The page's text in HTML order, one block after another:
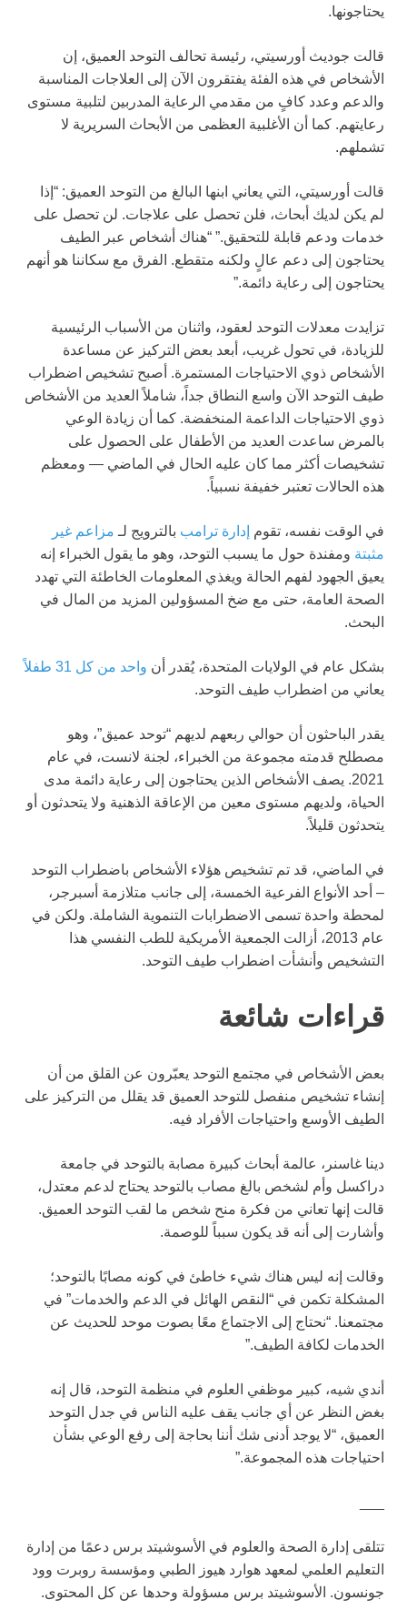
يحتاجونها.
قالت جوديث أورسيتي، رئيسة تحالف التوحد العميق، إن
الأشخاص في هذه الفئة يفتقرون الآن إلى العلاجات المناسبة
والدعم وعدد كافٍ من مقدمي الرعاية المدربين لتلبية مستوى
رعايتهم. كما أن الأغلبية العظمى من الأبحاث السريرية لا
تشملهم.
قالت أورسيتي، التي يعاني ابنها البالغ من التوحد العميق: “إذا
لم يكن لديك أبحاث، فلن تحصل على علاجات. لن تحصل على
خدمات ودعم قابلة للتحقيق.” “هناك أشخاص عبر الطيف
يحتاجون إلى دعم عالٍ ولكنه متقطع. الفرق مع سكاننا هو أنهم
يحتاجون إلى رعاية دائمة.”
تزايدت معدلات التوحد لعقود، واثنان من الأسباب الرئيسية
للزيادة، في تحول غريب، أبعد بعض التركيز عن مساعدة
الأشخاص ذوي الاحتياجات المستمرة. أصبح تشخيص اضطراب
طيف التوحد الآن واسع النطاق جداً، شاملاً العديد من الأشخاص
ذوي الاحتياجات الداعمة المنخفضة. كما أن زيادة الوعي
بالمرض ساعدت العديد من الأطفال على الحصول على
تشخيصات أكثر مما كان عليه الحال في الماضي — ومعظم
هذه الحالات تعتبر خفيفة نسبياً.
في الوقت نفسه، تقوم إدارة ترامب بالترويج لـ مزاعم غير
مثبتة ومفندة حول ما يسبب التوحد، وهو ما يقول الخبراء إنه
يعيق الجهود لفهم الحالة ويغذي المعلومات الخاطئة التي تهدد
الصحة العامة، حتى مع ضخ المسؤولين المزيد من المال في
البحث.
بشكل عام في الولايات المتحدة، يُقدر أن واحد من كل 31 طفلاً
يعاني من اضطراب طيف التوحد.
يقدر الباحثون أن حوالي ربعهم لديهم “توحد عميق”، وهو
مصطلح قدمته مجموعة من الخبراء، لجنة لانست، في عام
2021. يصف الأشخاص الذين يحتاجون إلى رعاية دائمة مدى
الحياة، ولديهم مستوى معين من الإعاقة الذهنية ولا يتحدثون أو
يتحدثون قليلاً.
في الماضي، قد تم تشخيص هؤلاء الأشخاص باضطراب التوحد
– أحد الأنواع الفرعية الخمسة، إلى جانب متلازمة أسبرجر،
لمحطة واحدة تسمى الاضطرابات التنموية الشاملة. ولكن في
عام 2013، أزالت الجمعية الأمريكية للطب النفسي هذا
التشخيص وأنشأت اضطراب طيف التوحد.
قراءات شائعة
بعض الأشخاص في مجتمع التوحد يعبّرون عن القلق من أن
إنشاء تشخيص منفصل للتوحد العميق قد يقلل من التركيز على
الطيف الأوسع واحتياجات الأفراد فيه.
دينا غاسنر، عالمة أبحاث كبيرة مصابة بالتوحد في جامعة
دراكسل وأم لشخص بالغ مصاب بالتوحد يحتاج لدعم معتدل،
قالت إنها تعاني من فكرة منح شخص ما لقب التوحد العميق.
وأشارت إلى أنه قد يكون سبباً للوصمة.
وقالت إنه ليس هناك شيء خاطئ في كونه مصابًا بالتوحد؛
المشكلة تكمن في “النقص الهائل في الدعم والخدمات” في
مجتمعنا. “نحتاج إلى الاجتماع معًا بصوت موحد للحديث عن
الخدمات لكافة الطيف.”
أندي شيه، كبير موظفي العلوم في منظمة التوحد، قال إنه
بغض النظر عن أي جانب يقف عليه الناس في جدل التوحد
العميق، “لا يوجد أدنى شك أننا بحاجة إلى رفع الوعي بشأن
احتياجات هذه المجموعة.”
تتلقى إدارة الصحة والعلوم في الأسوشيتد برس دعمًا من إدارة
التعليم العلمي لمعهد هوارد هيوز الطبي ومؤسسة روبرت وود
جونسون. الأسوشيتد برس مسؤولة وحدها عن كل المحتوى.